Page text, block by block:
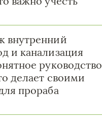
внутренний
и канализация
руководство
делает своими
прораба